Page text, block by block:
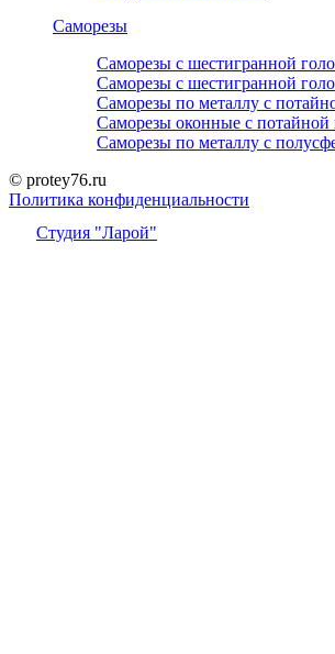
Саморезы
Саморезы с шестигранной
Саморезы с шестигранной
Саморезы по металлу с
Саморезы оконные с потайной
Саморезы по металлу с
© protey76.ru
Политика конфиденциальности
Студия "Ларой"